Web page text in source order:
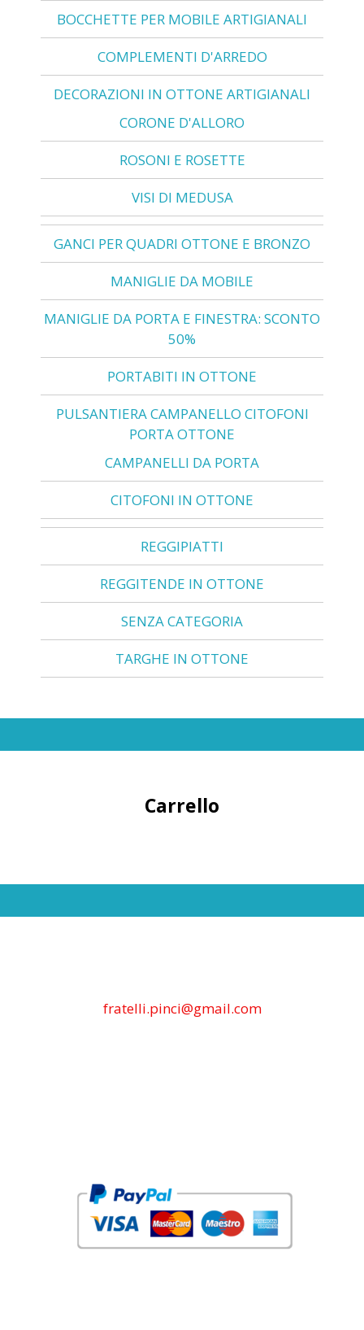
BOCCHETTE PER MOBILE ARTIGIANALI
COMPLEMENTI D'ARREDO
DECORAZIONI IN OTTONE ARTIGIANALI
CORONE D'ALLORO
ROSONI E ROSETTE
VISI DI MEDUSA
GANCI PER QUADRI OTTONE E BRONZO
MANIGLIE DA MOBILE
MANIGLIE DA PORTA E FINESTRA: SCONTO
50%
PORTABITI IN OTTONE
PULSANTIERA CAMPANELLO CITOFONI
PORTA OTTONE
CAMPANELLI DA PORTA
CITOFONI IN OTTONE
REGGIPIATTI
REGGITENDE IN OTTONE
SENZA CATEGORIA
TARGHE IN OTTONE
Carrello
fratelli.pinci@gmail.com